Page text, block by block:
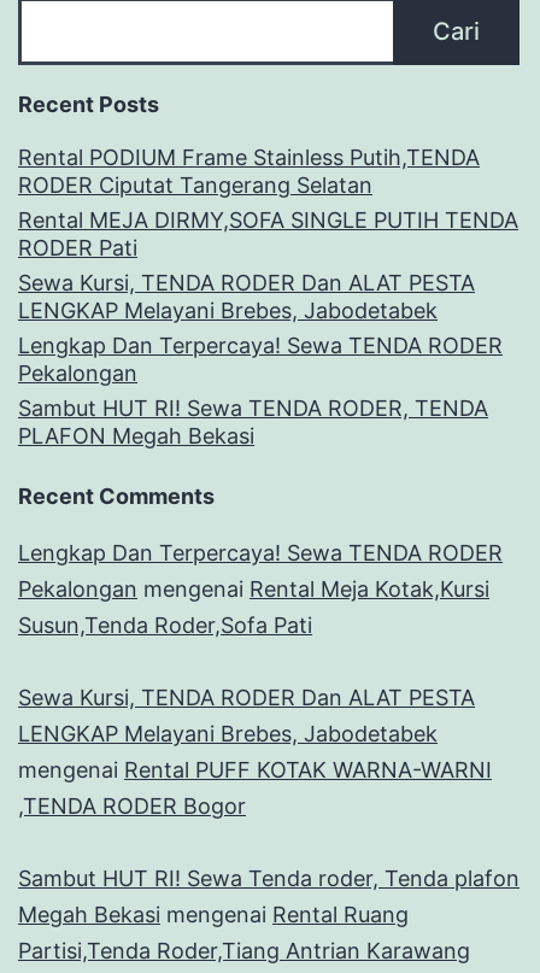
Cari
Recent Posts
Rental PODIUM Frame Stainless Putih,TENDA
RODER Ciputat Tangerang Selatan
Rental MEJA DIRMY,SOFA SINGLE PUTIH TENDA
RODER Pati
Sewa Kursi, TENDA RODER Dan ALAT PESTA
LENGKAP Melayani Brebes, Jabodetabek
Lengkap Dan Terpercaya! Sewa TENDA RODER
Pekalongan
Sambut HUT RI! Sewa TENDA RODER, TENDA
PLAFON Megah Bekasi
Recent Comments
Lengkap Dan Terpercaya! Sewa TENDA RODER
Pekalongan mengenai Rental Meja Kotak,Kursi
Susun,Tenda Roder,Sofa Pati
Sewa Kursi, TENDA RODER Dan ALAT PESTA
LENGKAP Melayani Brebes, Jabodetabek
mengenai Rental PUFF KOTAK WARNA-WARNI
,TENDA RODER Bogor
Sambut HUT RI! Sewa Tenda roder, Tenda plafon
Megah Bekasi mengenai Rental Ruang
Partisi,Tenda Roder,Tiang Antrian Karawang